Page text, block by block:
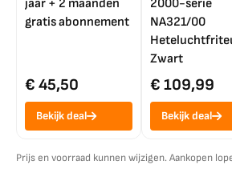
jaar + 2 maanden
gratis abonnement
€ 45,50
Bekijk deal
2000-serie
NA321/00
Zwart
€ 109,99
Bekijk deal
Prijs en voorraad kunnen wijzigen. Aankopen